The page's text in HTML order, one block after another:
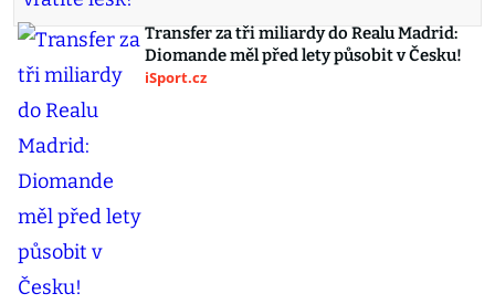
Transfer za tři miliardy do Realu Madrid:
Diomande měl před lety působit v Česku!
iSport.cz